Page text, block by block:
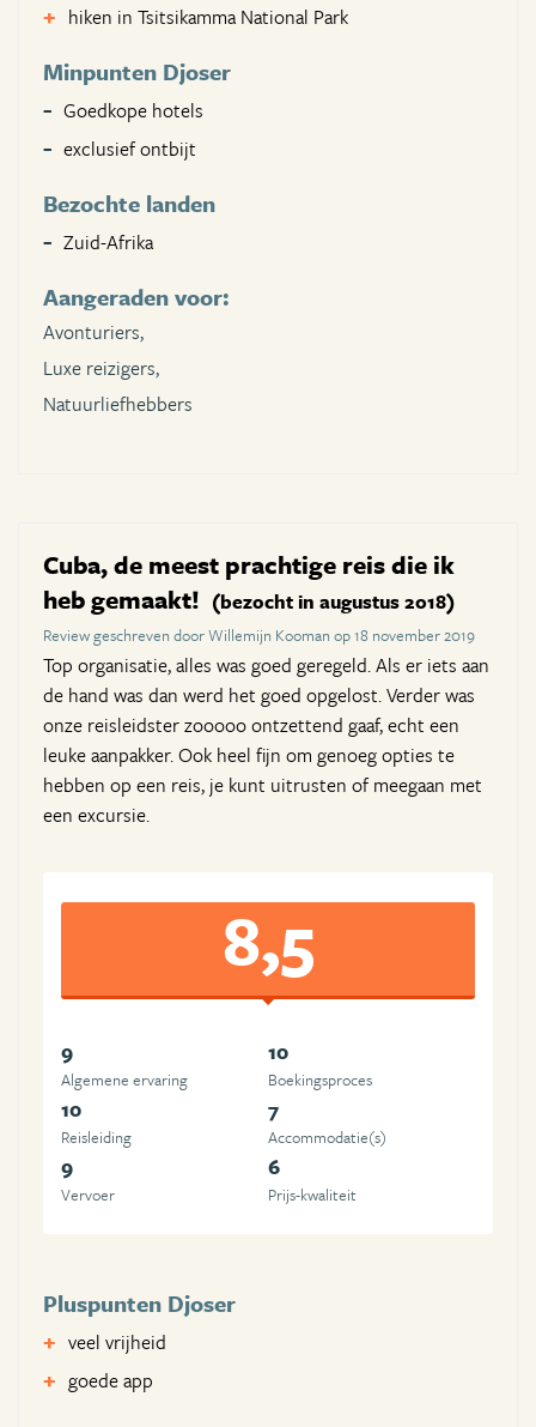
hiken in Tsitsikamma National Park
Minpunten Djoser
Goedkope hotels
exclusief ontbijt
Bezochte landen
Zuid-Afrika
Aangeraden voor:
Avonturiers,
Luxe reizigers,
Natuurliefhebbers
Cuba, de meest prachtige reis die ik
heb gemaakt! (bezocht in augustus 2018)
Review geschreven door Willemijn Kooman op 18 november 2019
Top organisatie, alles was goed geregeld. Als er iets aan
de hand was dan werd het goed opgelost. Verder was
onze reisleidster zooooo ontzettend gaaf, echt een
leuke aanpakker. Ook heel fijn om genoeg opties te
hebben op een reis, je kunt uitrusten of meegaan met
een excursie.
8,5
9
Algemene ervaring
10
Boekingsproces
10
Reisleiding
7
Accommodatie(s)
9
Vervoer
6
Prijs-kwaliteit
Pluspunten Djoser
veel vrijheid
goede app